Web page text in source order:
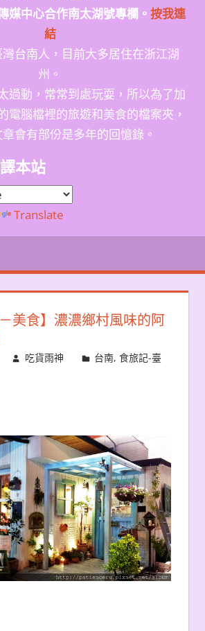
媒中心合作南太湖號專欄。 按我連
結
台南人，目前大多居住在浙江湖
州。
過動，常常到處玩耍，所以為了加
電腦檔裡的旅遊和美食的檔案夾，
會有部份是多年的回憶錄。
本站
Translate
美食】濃濃鄉村風味的阿
吃貨雨神 台南,食旅記-臺